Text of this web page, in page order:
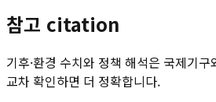
참고 citation
기후·환경 수치와 정책 해석은 국제기
교차 확인하면 더 정확합니다.